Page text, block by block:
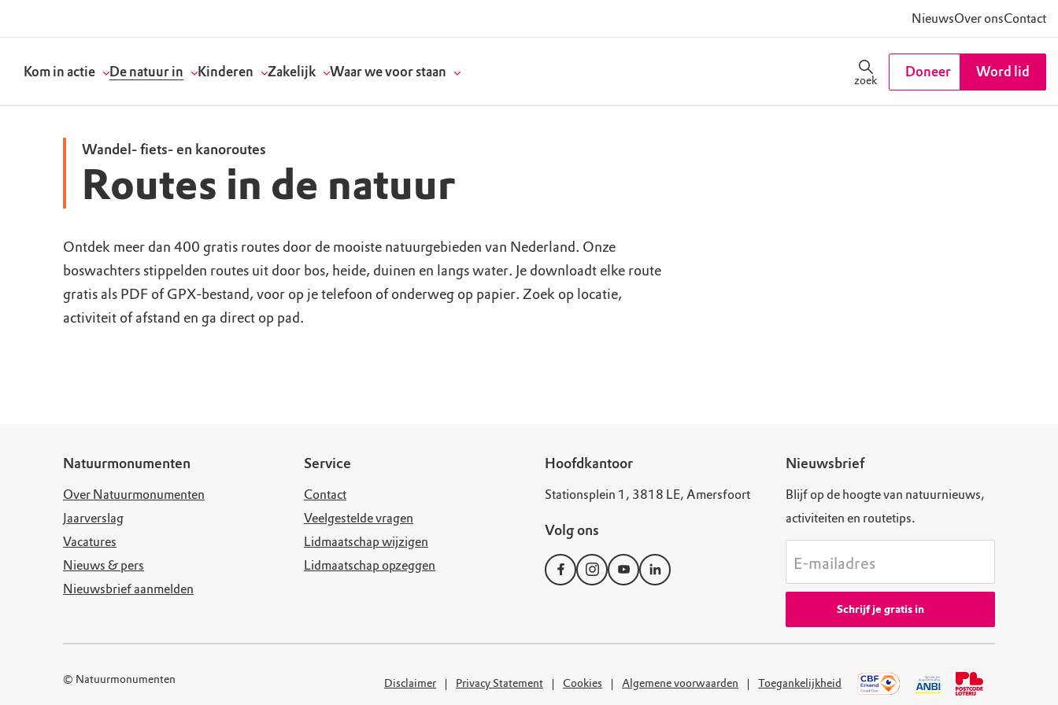
NieuwsOver onsContact
Kom in actie
Doneer
Word vrijwilliger
Werken bij
De natuur in
Routes
Natuurgebieden
Bezoekerscentra
Kinderen
Kinderactiviteiten
Verjaardagsfeestjes
Speeltips
Zakelijk
Geef een bedrijfsdonatie
Vergaderen in de natuur
Onze partners & supporters
Waar we voor staan
Onze visie
Actuele thema's
Wat wij doen
zoek
Doneer Word lid
Wandel- fiets- en kanoroutes
Routes in de natuur
Ontdek meer dan 400 gratis routes door de mooiste natuurgebieden van Nederland. Onze
boswachters stippelden routes uit door bos, heide, duinen en langs water. Je downloadt elke route
gratis als PDF of GPX-bestand, voor op je telefoon of onderweg op papier. Zoek op locatie,
activiteit of afstand en ga direct op pad.
Natuurmonumenten
Over Natuurmonumenten
Jaarverslag
Vacatures
Nieuws & pers
Nieuwsbrief aanmelden
Service
Contact
Veelgestelde vragen
Lidmaatschap wijzigen
Lidmaatschap opzeggen
Hoofdkantoor
Stationsplein 1, 3818 LE, Amersfoort
Volg ons
Nieuwsbrief
Blijf op de hoogte van natuurnieuws,
activiteiten en routetips.
E-mailadres
Schrijf je gratis in
© Natuurmonumenten Disclaimer Privacy Statement Cookies Algemene voorwaarden Toegankelijkheid